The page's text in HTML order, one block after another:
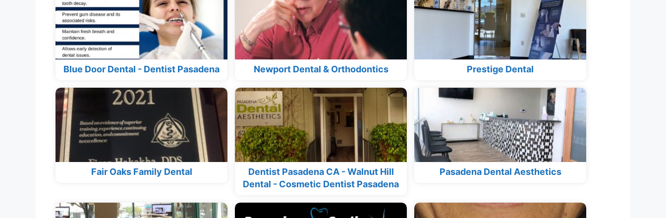
Blue Door Dental - Dentist Pasadena Newport Dental & Orthodontics Prestige Dental
Fair Oaks Family Dental
Dentist Pasadena CA - Walnut Hill
Dental - Cosmetic Dentist Pasadena
Pasadena Dental Aesthetics